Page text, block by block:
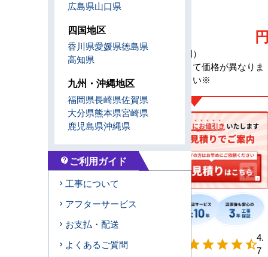
0
（税込・工事費別）
※メーカーによって価格が異なりま
す、お問合せ下さい※
度
starstarstarstarstar_half
4.
7
広島県山口県
四国地区
香川県愛媛県徳島県
高知県
九州・沖縄地区
福岡県長崎県佐賀県
大分県熊本県宮崎県
鹿児島県沖縄県
contact_support ご利用ガイド
工事について
アフターサービス
お支払・配送
よくあるご質問